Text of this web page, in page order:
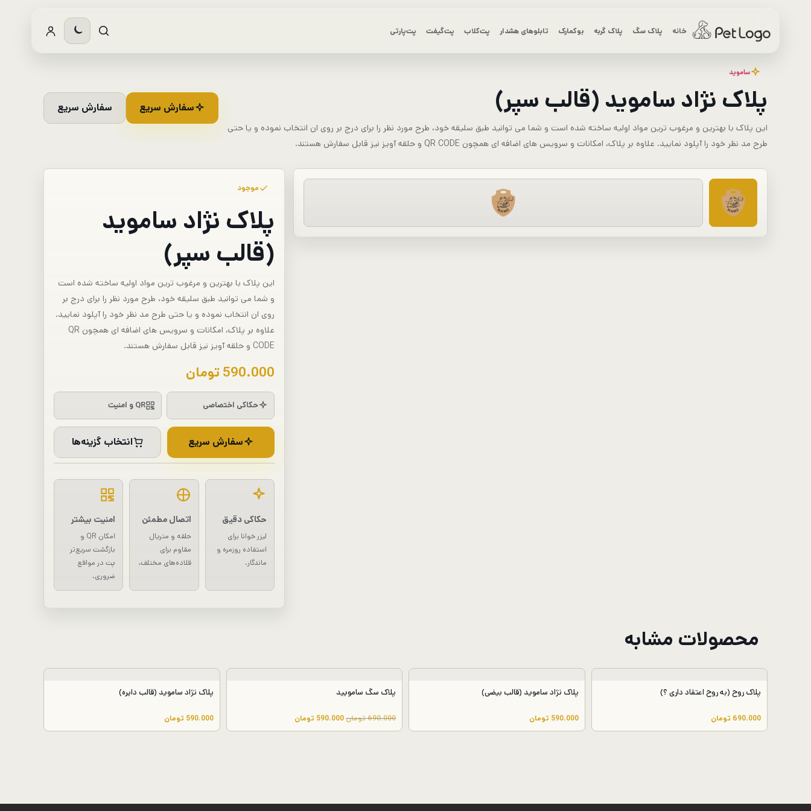
خانه پلاک سگ پلاک گربه بوکمارک تابلوهای هشدار پت‌کلاب پت‌گیفت پت‌پارتی
ساموید
پلاک نژاد ساموید (قالب سپر)
این پلاک با بهترین و مرغوب ترین مواد اولیه ساخته شده است و شما می توانید طبق سلیقه خود، طرح مورد نظر را برای درج بر روی ان انتخاب نموده و یا حتی
طرح مد نظر خود را آپلود نمایید. علاوه بر پلاک، امکانات و سرویس های اضافه ای همچون QR CODE و حلقه آویز نیز قابل سفارش هستند.
سفارش سریع سفارش سریع
موجود
پلاک نژاد ساموید
(قالب سپر)
این پلاک با بهترین و مرغوب ترین مواد اولیه ساخته شده است
و شما می توانید طبق سلیقه خود، طرح مورد نظر را برای درج بر
روی ان انتخاب نموده و یا حتی طرح مد نظر خود را آپلود نمایید.
علاوه بر پلاک، امکانات و سرویس های اضافه ای همچون QR
CODE و حلقه آویز نیز قابل سفارش هستند.
590.000 تومان
حکاکی اختصاصی QR و امنیت
سفارش سریع انتخاب گزینه‌ها
حکاکی دقیق
لیزر خوانا برای
استفاده روزمره و
ماندگار.
اتصال مطمئن
حلقه و متریال
مقاوم برای
قلاده‌های مختلف.
امنیت بیشتر
امکان QR و
بازگشت سریع‌تر
پت در مواقع
ضروری.
محصولات مشابه
پلاک روح (به روح اعتقاد داری ؟)
690.000 تومان
پلاک نژاد ساموید (قالب بیضی)
590.000 تومان
پلاک سگ سامویید
690.000تومانق
ی
ی
590.000 تومان
ی
ی
پلاک نژاد ساموید (قالب دایره)
590.000 تومان